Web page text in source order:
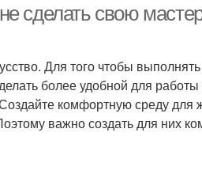
сделать свою
Для того чтобы
более удобной для
комфортную среду
важно создать для них